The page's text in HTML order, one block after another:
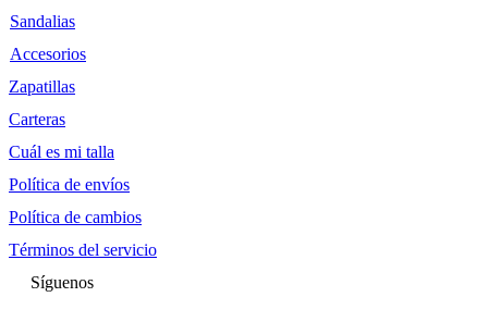
Sandalias
Accesorios
Zapatillas
Carteras
Cuál es mi talla
Política de envíos
Política de cambios
Términos del servicio
Síguenos